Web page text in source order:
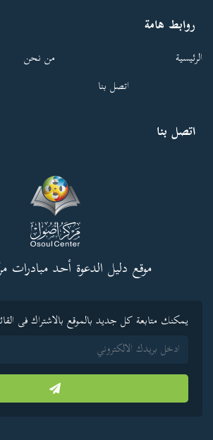
روابط هامة
الرئيسية
من نحن
اتصل بنا
اتصل بنا
موقع دليل الدعوة أحد مبادرات
يمكنك متابعة كل جديد بالموقع بالاشتراك فى